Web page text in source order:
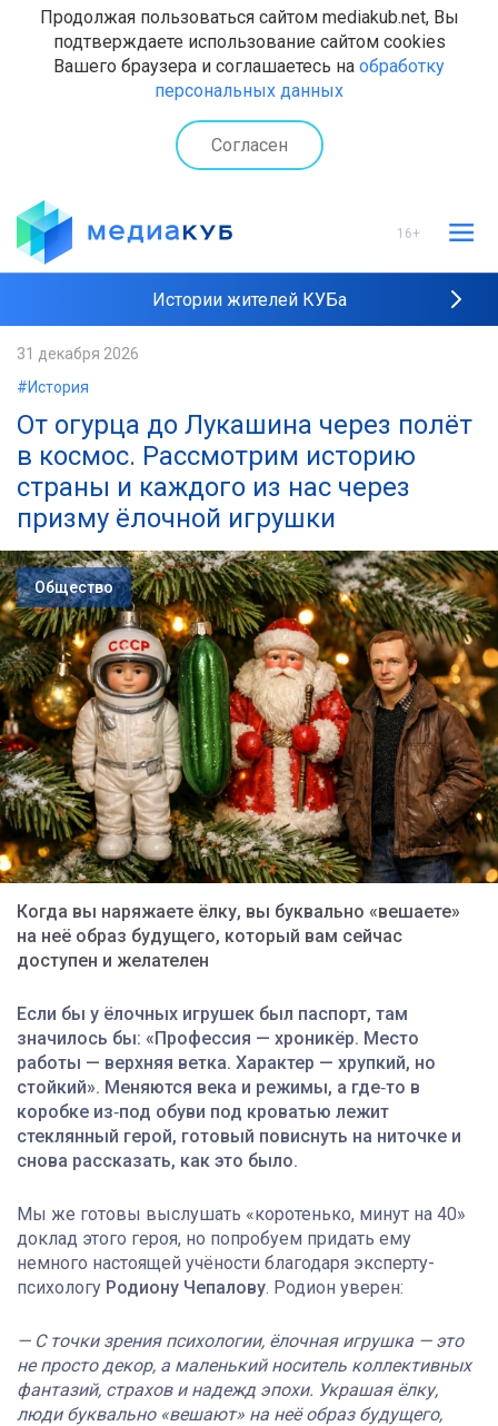
Продолжая пользоваться сайтом mediakub.net, Вы
подтверждаете использование сайтом cookies
Вашего браузера и соглашаетесь на обработку
персональных данных
Согласен
16+
Истории жителей КУБа
31 декабря 2026
#История
От огурца до Лукашина через полёт
в космос. Рассмотрим историю
страны и каждого из нас через
призму ёлочной игрушки
Общество
Когда вы наряжаете ёлку, вы буквально «вешаете»
на неё образ будущего, который вам сейчас
доступен и желателен
Если бы у ёлочных игрушек был паспорт, там
значилось бы: «Профессия — хроникёр. Место
работы — верхняя ветка. Характер — хрупкий, но
стойкий». Меняются века и режимы, а где‑то в
коробке из‑под обуви под кроватью лежит
стеклянный герой, готовый повиснуть на ниточке и
снова рассказать, как это было.
Мы же готовы выслушать «коротенько, минут на 40»
доклад этого героя, но попробуем придать ему
немного настоящей учёности благодаря эксперту-
психологу Родиону Чепалову. Родион уверен:
— С точки зрения психологии, ёлочная игрушка — это
не просто декор, а маленький носитель коллективных
фантазий, страхов и надежд эпохи. Украшая ёлку,
люди буквально «вешают» на неё образ будущего,